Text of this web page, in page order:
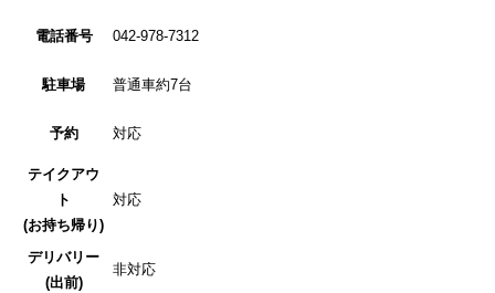
電話番号 042-978-7312
駐車場 普通車約7台
予約 対応
テイクアウ
ト
(お持ち帰り)
対応
デリバリー
(出前)
非対応